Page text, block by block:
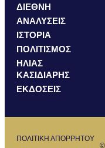
ΔΙΕΘΝΗ
ΑΝΑΛΥΣΕΙΣ
ΙΣΤΟΡΙΑ
ΠΟΛΙΤΙΣΜΟΣ
ΗΛΙΑΣ
ΚΑΣΙΔΙΑΡΗΣ
ΕΚΔΟΣΕΙΣ
ΠΟΛΙΤΙΚΗ ΑΠΟΡΡΗΤΟΥ
©